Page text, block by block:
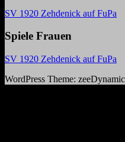
SV 1920 Zehdenick auf FuPa
Spiele Frauen
SV 1920 Zehdenick auf FuPa
WordPress Theme: